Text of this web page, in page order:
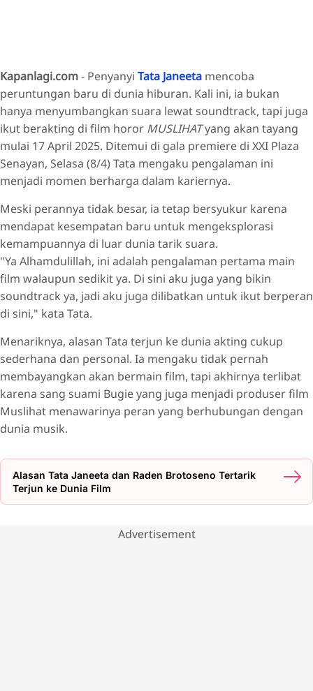
Kapanlagi.com- Penyanyi Tata Janeeta mencoba
peruntungan baru di dunia hiburan. Kali ini, ia bukan
hanya menyumbangkan suara lewat soundtrack, tapi juga
ikut berakting di film horor MUSLIHATyang akan tayang
mulai 17 April 2025. Ditemui di gala premiere di XXI Plaza
Senayan, Selasa (8/4) Tata mengaku pengalaman ini
menjadi momen berharga dalam kariernya.
Meski perannya tidak besar, ia tetap bersyukur karena
mendapat kesempatan baru untuk mengeksplorasi
kemampuannya di luar dunia tarik suara.
"Ya Alhamdulillah, ini adalah pengalaman pertama main
film walaupun sedikit ya. Di sini aku juga yang bikin
soundtrack ya, jadi aku juga dilibatkan untuk ikut berperan
di sini," kata Tata.
Menariknya, alasan Tata terjun ke dunia akting cukup
sederhana dan personal. Ia mengaku tidak pernah
membayangkan akan bermain film, tapi akhirnya terlibat
karena sang suami Bugie yang juga menjadi produser film
Muslihat menawarinya peran yang berhubungan dengan
dunia musik.
Alasan Tata Janeeta dan Raden Brotoseno Tertarik
Terjun ke Dunia Film
Advertisement